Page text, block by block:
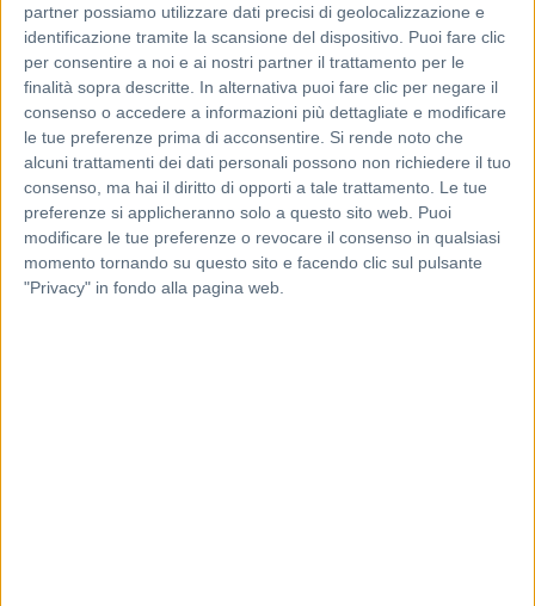
partner possiamo utilizzare dati precisi di geolocalizzazione e
identificazione tramite la scansione del dispositivo. Puoi fare clic
per consentire a noi e ai nostri partner il trattamento per le
finalità sopra descritte. In alternativa puoi fare clic per negare il
consenso o accedere a informazioni più dettagliate e modificare
le tue preferenze prima di acconsentire.
Si rende noto che
alcuni trattamenti dei dati personali possono non richiedere il tuo
consenso, ma hai il diritto di opporti a tale trattamento. Le tue
preferenze si applicheranno solo a questo sito web. Puoi
modificare le tue preferenze o revocare il consenso in qualsiasi
momento tornando su questo sito e facendo clic sul pulsante
"Privacy" in fondo alla pagina web.